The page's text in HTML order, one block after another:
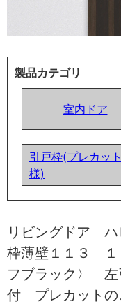
製品カテゴリ
室内ドア
引戸枠(プレカッ
様)
リビングドア
枠薄壁１１３
フブラック〉
付 プレカットの